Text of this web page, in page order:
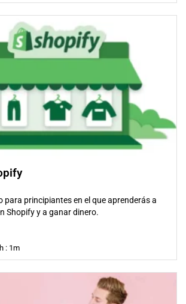
para principiantes en el que aprenderás a
Shopify y a ganar dinero.
: 1m